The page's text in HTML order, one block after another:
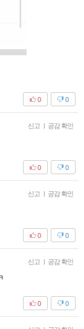
0
0
신고 | 공감 확인
0
0
신고 | 공감 확인
0
0
신고 | 공감 확인
0
0